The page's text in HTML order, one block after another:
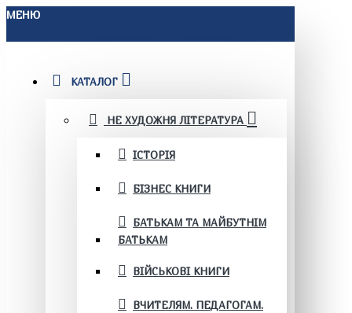
МЕНЮ
КАТАЛОГ
НЕ ХУДОЖНЯ ЛІТЕРАТУРА
ІСТОРІЯ
БІЗНЕС КНИГИ
БАТЬКАМ ТА МАЙБУТНІМ
БАТЬКАМ
ВІЙСЬКОВІ КНИГИ
ВЧИТЕЛЯМ. ПЕДАГОГАМ.